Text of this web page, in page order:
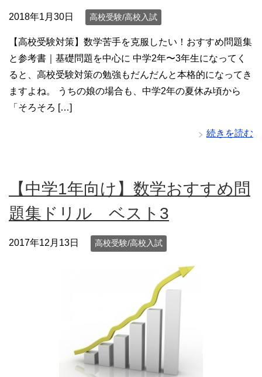
2018年1月30日 高校受験/高校入試
【高校受験対策】数学苦手を克服したい！おすすめ問題集
と参考書｜基礎問題を中心に 中学2年〜3年生になってく
ると、高校受験対策の勉強もだんだんと本格的になってき
ますよね。 うちの娘の場合も、中学2年の夏休み頃から
「そろそろ […]
続きを読む
【中学1年向け】数学おすすめ問
題集ドリル ベスト3
2017年12月13日 高校受験/高校入試